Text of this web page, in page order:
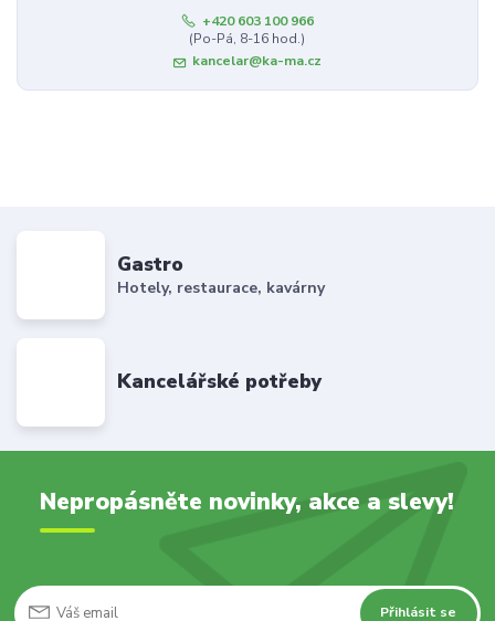
+420 603 100 966
(Po-Pá, 8-16 hod.)
kancelar@ka-ma.cz
Gastro
Hotely, restaurace, kavárny
Kancelářské potřeby
Nepropásněte novinky, akce a slevy!
Přihlásit se